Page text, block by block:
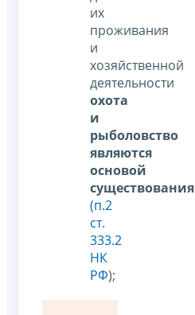
их
проживания
и
хозяйственной
деятельности
охота
и
рыболовство
являются
основой
существования
(п.2
ст.
333.2
НК
РФ);